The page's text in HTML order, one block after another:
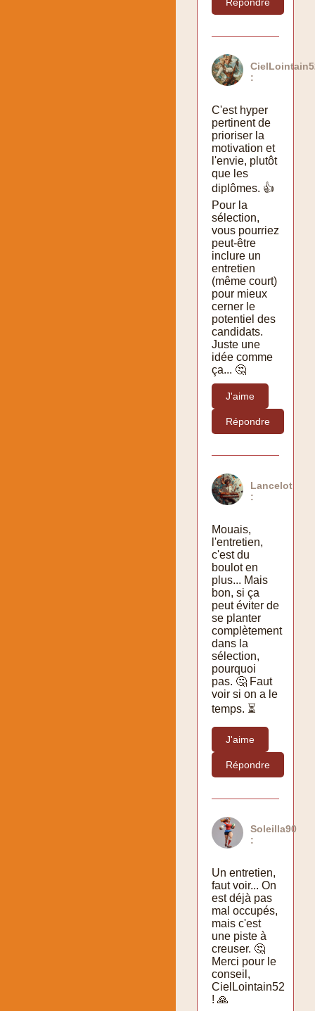
:
C'est hyper
pertinent de
prioriser la
motivation et
l'envie, plutôt
que les
diplômes. 👍
Pour la
sélection,
vous pourriez
peut-être
inclure un
entretien
(même court)
pour mieux
cerner le
potentiel des
candidats.
Juste une
idée comme
ça... 🤔
J'aime
Répondre
Lancelot
:
Mouais,
l'entretien,
c'est du
boulot en
plus... Mais
bon, si ça
peut éviter de
se planter
complètement
dans la
sélection,
pourquoi
pas. 🤔 Faut
voir si on a le
temps. ⏳
J'aime
Répondre
Soleilla90
:
Un entretien,
faut voir... On
est déjà pas
mal occupés,
mais c'est
une piste à
creuser. 🤔
Merci pour le
conseil,
CielLointain52
! 🙏